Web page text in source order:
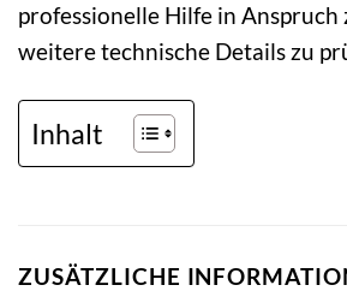
professionelle Hilfe in Anspruch
weitere technische Details zu
Inhalt
ZUSÄTZLICHE